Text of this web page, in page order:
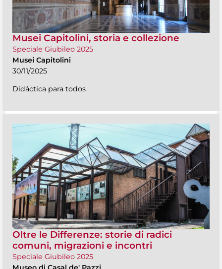
Musei Capitolini, storia e collezione
Speciale Giubileo 2025
Musei Capitolini
30/11/2025
Didáctica para todos
Oltre le Differenze: storie di radici
comuni, migrazioni e incontri
Speciale Giubileo 2025